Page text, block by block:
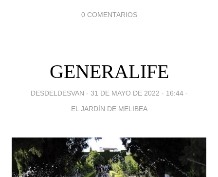
0 COMENTARIOS
GENERALIFE
DESDELDESVAN - 31 DE MAYO DE 2022 - 16:44 -
EL JARDÍN DE MELIBEA